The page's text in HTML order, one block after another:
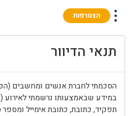
הצטרפות
תנאי הדיוור
הסכמתי לחברת אנשים ומחשבים
במידע שבאמצעותו נרשמתי
תפקיד, כתובת, כתובת אימייל